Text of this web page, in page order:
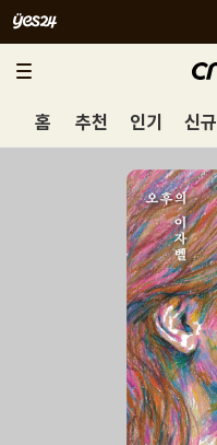
홈 추천 인기 신규